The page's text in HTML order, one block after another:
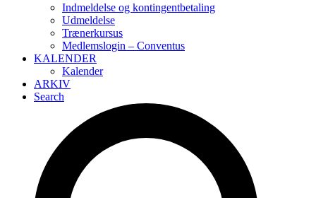
Indmeldelse og kontingentbetaling
Udmeldelse
Trænerkursus
Medlemslogin – Conventus
KALENDER
Kalender
ARKIV
Search